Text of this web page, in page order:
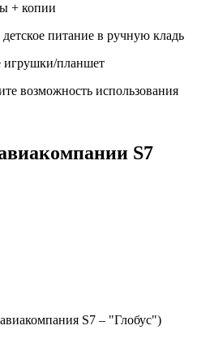
+ копии
питание в ручную кладь
игрушки/планшет
возможность использования
S7
S7 – "Глобус")